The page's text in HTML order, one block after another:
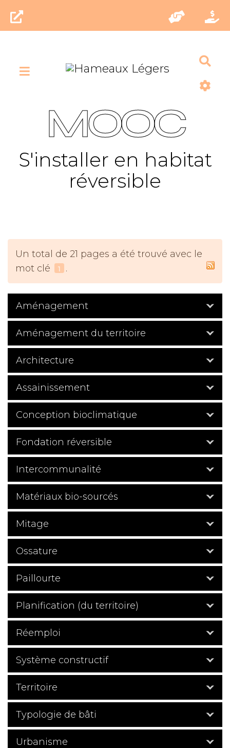
MOOC
S'installer en habitat
réversible
Un total de 21 pages a été trouvé avec le
mot clé
1 .
Aménagement
Aménagement du territoire
Architecture
Assainissement
Conception bioclimatique
Fondation réversible
Intercommunalité
Matériaux bio-sourcés
Mitage
Ossature
Paillourte
Planification (du territoire)
Réemploi
Système constructif
Territoire
Typologie de bâti
Urbanisme